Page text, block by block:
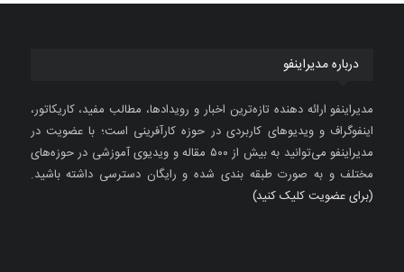
درباره مدیراینفو
مدیراینفو ارائه دهنده تازه‌ترین اخبار و رویدادها، مطالب مفید، کاریکاتور،
اینفوگراف و ویدیوهای کاربردی در حوزه کارآفرینی است؛ با عضویت در
مدیراینفو می‌توانید به بیش از ۵۰۰ مقاله و ویدیوی آموزشی در حوزه‌های
مختلف و به صورت طبقه بندی شده و رایگان دسترسی داشته باشید.
(برای عضویت کلیک کنید)